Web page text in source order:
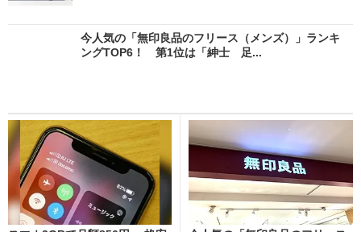
今人気の「無印良品のフリース（メンズ）」ランキ
ングTOP6！ 第1位は「紳士 足...